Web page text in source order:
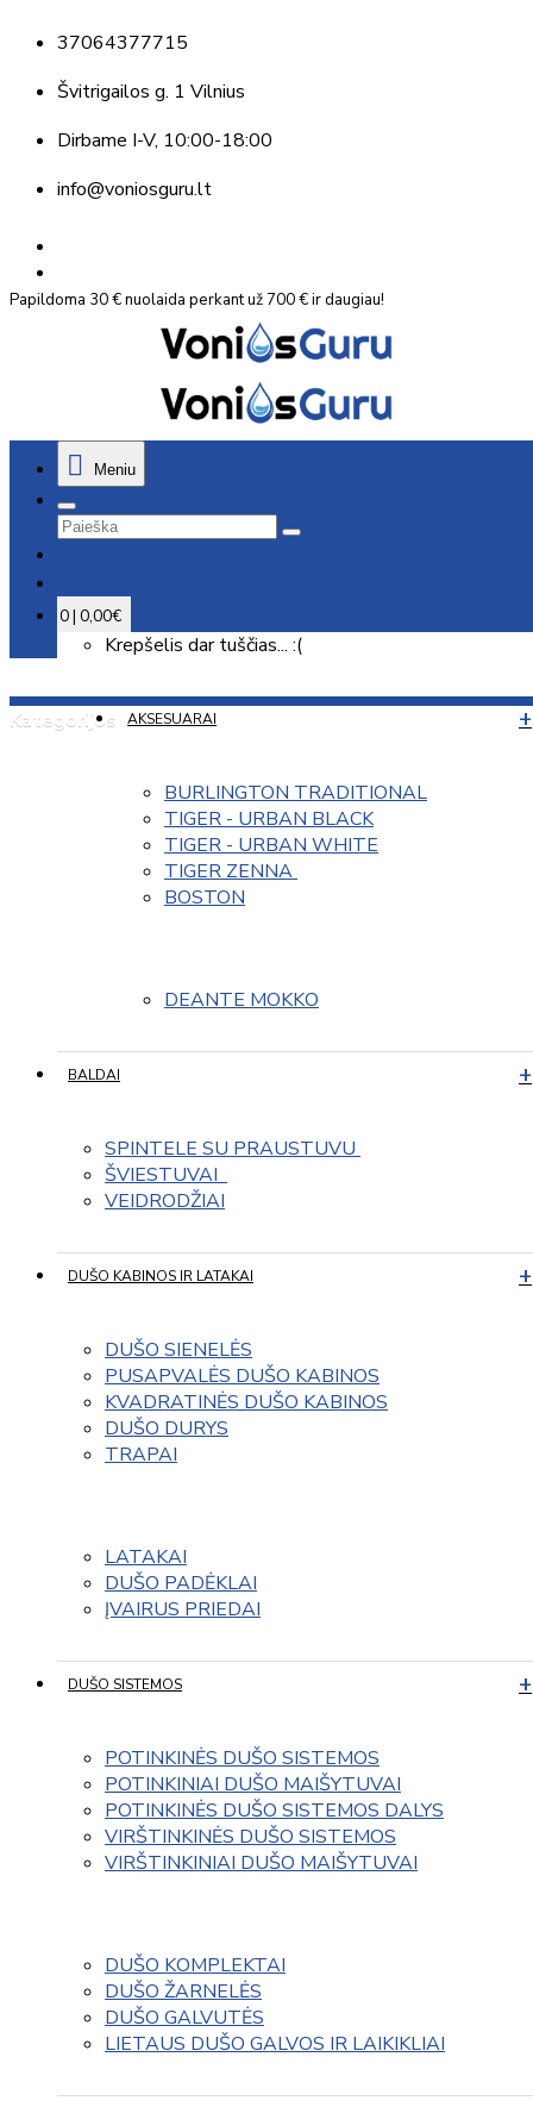
37064377715
Švitrigailos g. 1 Vilnius
Dirbame I-V, 10:00-18:00
info@voniosguru.lt
Papildoma 30 € nuolaida perkant už 700 € ir daugiau!
Meniu
0 | 0,00€
Krepšelis dar tuščias... :(
Kategorijos AKSESUARAI
BURLINGTON TRADITIONAL
TIGER - URBAN BLACK
TIGER - URBAN WHITE
TIGER ZENNA
BOSTON
DEANTE MOKKO
BALDAI
SPINTELE SU PRAUSTUVU
ŠVIESTUVAI
VEIDRODŽIAI
DUŠO KABINOS IR LATAKAI
DUŠO SIENELĖS
PUSAPVALĖS DUŠO KABINOS
KVADRATINĖS DUŠO KABINOS
DUŠO DURYS
TRAPAI
LATAKAI
DUŠO PADĖKLAI
ĮVAIRUS PRIEDAI
DUŠO SISTEMOS
POTINKINĖS DUŠO SISTEMOS
POTINKINIAI DUŠO MAIŠYTUVAI
POTINKINĖS DUŠO SISTEMOS DALYS
VIRŠTINKINĖS DUŠO SISTEMOS
VIRŠTINKINIAI DUŠO MAIŠYTUVAI
DUŠO KOMPLEKTAI
DUŠO ŽARNELĖS
DUŠO GALVUTĖS
LIETAUS DUŠO GALVOS IR LAIKIKLIAI